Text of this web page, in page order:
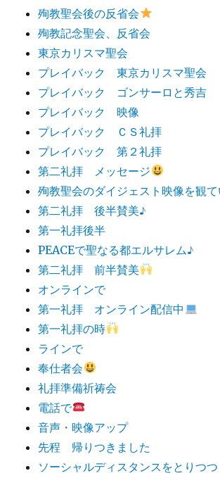
殉教聖会後の反省会
殉教記念聖会、反省会
東京カリスマ聖会
プレイバック 東京カリスマ聖会
プレイバック ゴンサーロと秀吉
プレイバック 映像
プレイバック ＣＳ礼拝
プレイバック 第２礼拝
第二礼拝 メッセージ
殉教聖会のダイジェスト映像を観
第二礼拝 後半賛美♪
第一礼拝後半
PEACEで聖なる都エルサレム♪
第二礼拝 前半賛美
オンラインで
第一礼拝 オンライン配信中
第一礼拝の時
ラインで
奉仕者会
礼拝準備祈祷会
電話で
音声・映像アップ
先程 帰りつきました
ソーシャルディスタンスをとりつつ